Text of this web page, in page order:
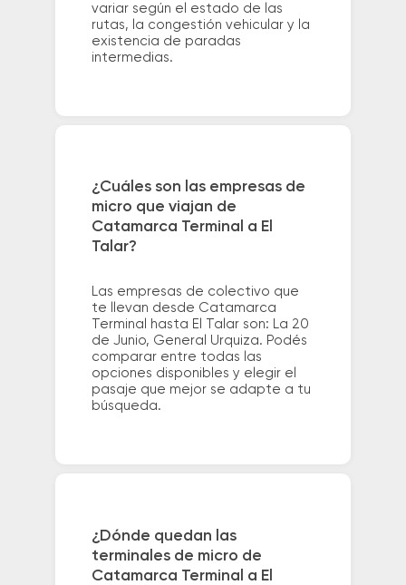
variar según el estado de las
rutas, la congestión vehicular y la
existencia de paradas
intermedias.
¿Cuáles son las empresas de
micro que viajan de
Catamarca Terminal a El
Talar?
Las empresas de colectivo que
te llevan desde Catamarca
Terminal hasta El Talar son: La 20
de Junio, General Urquiza. Podés
comparar entre todas las
opciones disponibles y elegir el
pasaje que mejor se adapte a tu
búsqueda.
¿Dónde quedan las
terminales de micro de
Catamarca Terminal a El